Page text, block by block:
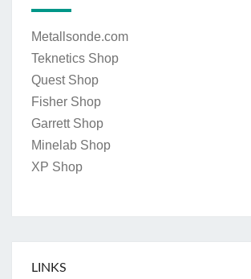
Metallsonde.com
Teknetics Shop
Quest Shop
Fisher Shop
Garrett Shop
Minelab Shop
XP Shop
LINKS